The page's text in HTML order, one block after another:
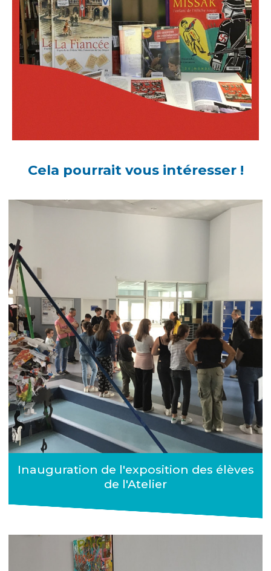
Cela pourrait vous intéresser !
Inauguration de l'exposition des élèves
de l'Atelier